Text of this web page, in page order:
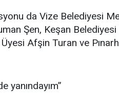
da Vize Belediyesi
Şen, Keşan
Afşin Turan ve
yanındayım”